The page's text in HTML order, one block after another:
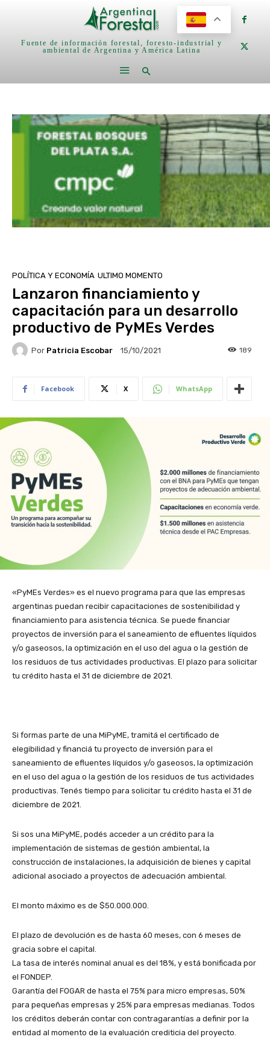
Fuente de información forestal, foresto-industrial y
ambiental de Argentina y América Latina
POLÍTICA Y ECONOMÍA ULTIMO MOMENTO
Lanzaron financiamiento y
capacitación para un desarrollo
productivo de PyMEs Verdes
Por Patricia Escobar 15/10/2021 189
Facebook X WhatsApp
«PyMEs Verdes» es el nuevo programa para que las empresas
argentinas puedan recibir capacitaciones de sostenibilidad y
financiamiento para asistencia técnica. Se puede financiar
proyectos de inversión para el saneamiento de efluentes líquidos
y/o gaseosos, la optimización en el uso del agua o la gestión de
los residuos de tus actividades productivas. El plazo para solicitar
tu crédito hasta el 31 de diciembre de 2021.
Si formas parte de una MiPyME, tramitá el certificado de
elegibilidad y financiá tu proyecto de inversión para el
saneamiento de efluentes líquidos y/o gaseosos, la optimización
en el uso del agua o la gestión de los residuos de tus actividades
productivas. Tenés tiempo para solicitar tu crédito hasta el 31 de
diciembre de 2021.
Si sos una MiPyME, podés acceder a un crédito para la
implementación de sistemas de gestión ambiental, la
construcción de instalaciones, la adquisición de bienes y capital
adicional asociado a proyectos de adecuación ambiental.
El monto máximo es de $50.000.000.
El plazo de devolución es de hasta 60 meses, con 6 meses de
gracia sobre el capital.
La tasa de interés nominal anual es del 18%, y está bonificada por
el FONDEP.
Garantía del FOGAR de hasta el 75% para micro empresas, 50%
para pequeñas empresas y 25% para empresas medianas. Todos
los créditos deberán contar con contragarantías a definir por la
entidad al momento de la evaluación crediticia del proyecto.